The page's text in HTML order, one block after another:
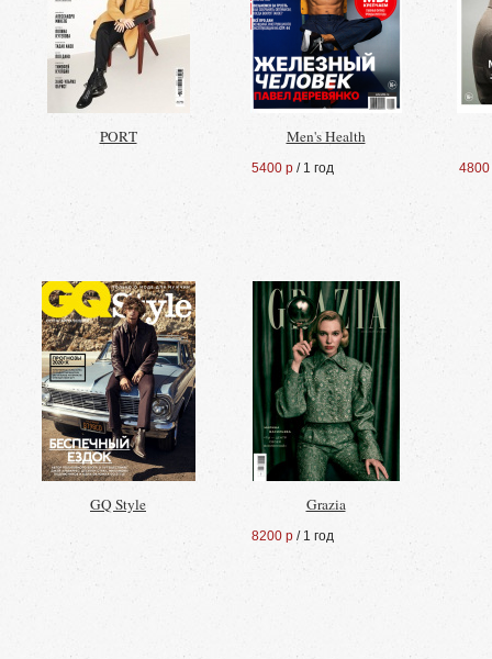
PORT Men's Health
5400 р / 1 год 4800
GQ Style Grazia
8200 р / 1 год